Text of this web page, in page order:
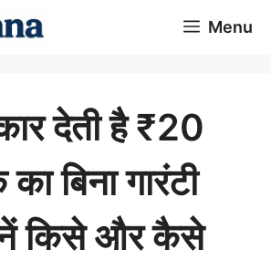
Menu
देती है ₹20
बिना गारंटी
किसे और कैसे